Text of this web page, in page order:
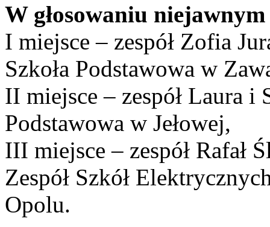
W głosowaniu
I miejsce – zespół Zofia
Szkoła Podstawowa w
II miejsce – zespół Laura
Podstawowa w Jełowej,
III miejsce – zespół Rafał
Zespół Szkół
Opolu.